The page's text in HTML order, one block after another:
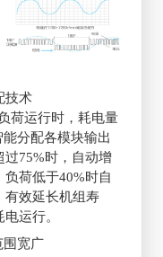
技术
荷运行时，耗电量
分配各模块输出
过75%时，自动增
荷低于40%时自
有效延长机组寿
运行。
围宽广